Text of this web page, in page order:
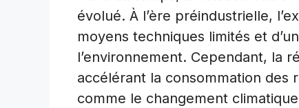
évolué. À l’ère préindustrielle,
moyens techniques limités et
l’environnement. Cependant, la
accélérant la consommation des
comme le changement